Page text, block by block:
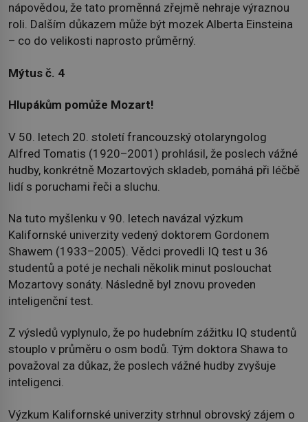
nápovědou, že tato proměnná zřejmě nehraje výraznou
roli. Dalším důkazem může být mozek Alberta Einsteina
– co do velikosti naprosto průměrný.
Mýtus č. 4
Hlupákům pomůže Mozart!
V 50. letech 20. století francouzský otolaryngolog
Alfred Tomatis (1920–2001) prohlásil, že poslech vážné
hudby, konkrétně Mozartových skladeb, pomáhá při léčbě
lidí s poruchami řeči a sluchu.
Na tuto myšlenku v 90. letech navázal výzkum
Kalifornské univerzity vedený doktorem Gordonem
Shawem (1933–2005). Vědci provedli IQ test u 36
studentů a poté je nechali několik minut poslouchat
Mozartovy sonáty. Následně byl znovu proveden
inteligenční test.
Z výsledů vyplynulo, že po hudebním zážitku IQ studentů
stouplo v průměru o osm bodů. Tým doktora Shawa to
považoval za důkaz, že poslech vážné hudby zvyšuje
inteligenci.
Výzkum Kalifornské univerzity strhnul obrovský zájem o